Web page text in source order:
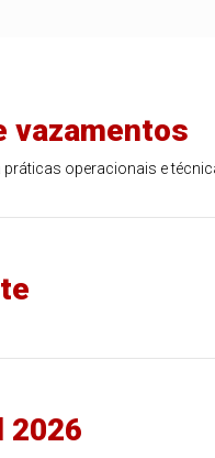
vazamentos
práticas operacionais e
2026